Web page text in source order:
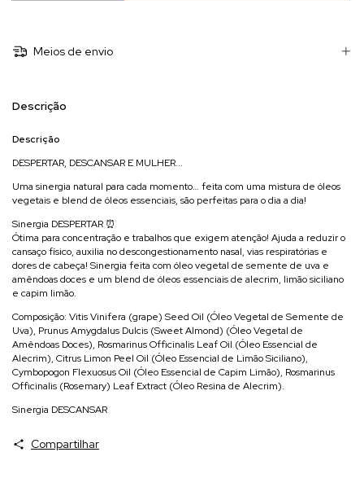
Meios de envio
Descrição
Descrição
DESPERTAR, DESCANSAR E MULHER...
Uma sinergia natural para cada momento… feita com uma mistura de óleos
vegetais e blend de óleos essenciais, são perfeitas para o dia a dia!
Sinergia DESPERTAR ⏰
Ótima para concentração e trabalhos que exigem atenção! Ajuda a reduzir o
cansaço físico, auxilia no descongestionamento nasal, vias respiratórias e
dores de cabeça! Sinergia feita com óleo vegetal de semente de uva e
amêndoas doces e um blend de óleos essenciais de alecrim, limão siciliano
e capim limão.
Composição: Vitis Vinifera (grape) Seed Oil (Óleo Vegetal de Semente de
Uva), Prunus Amygdalus Dulcis (Sweet Almond) (Óleo Vegetal de
Amêndoas Doces), Rosmarinus Officinalis Leaf Oil (Óleo Essencial de
Alecrim), Citrus Limon Peel Oil (Óleo Essencial de Limão Siciliano),
Cymbopogon Flexuosus Oil (Óleo Essencial de Capim Limão), Rosmarinus
Officinalis (Rosemary) Leaf Extract (Óleo Resina de Alecrim).
Sinergia DESCANSAR
Compartilhar